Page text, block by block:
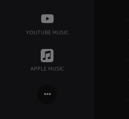
YOUTUBE MUSIC
APPLE MUSIC